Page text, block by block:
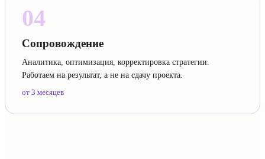
04
Сопровождение
Аналитика, оптимизация, корректировка стратегии.
Работаем на результат, а не на сдачу проекта.
от 3 месяцев